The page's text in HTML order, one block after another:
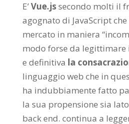
E’Vue.jssecondo molti il
agognato di JavaScript
mercato in maniera
modo forse da
e definitiva la
linguaggio web che in
ha indubbiamente fatto
la sua propensione sia
back end. continua a